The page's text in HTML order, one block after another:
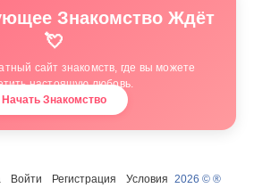
Знакомство Ждёт
💘
сайт знакомств, где вы можете
настоящую любовь.
Начать Знакомство
Войти Регистрация Условия 2026 © ®